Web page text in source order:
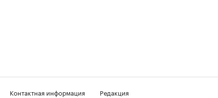
Контактная информация
Редакция